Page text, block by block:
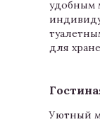
удобным
для
Уютный